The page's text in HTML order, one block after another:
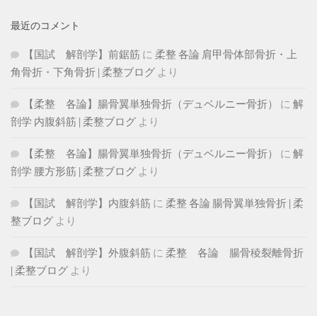
最近のコメント
【国試 解剖学】前鋸筋 に 柔整 各論 肩甲骨体部骨折・上
角骨折・下角骨折 | 柔整ブログ より
【柔整 各論】腸骨翼単独骨折（デュベルニー骨折） に 解
剖学 内腹斜筋 | 柔整ブログ より
【柔整 各論】腸骨翼単独骨折（デュベルニー骨折） に 解
剖学 腰方形筋 | 柔整ブログ より
【国試 解剖学】内腹斜筋 に 柔整 各論 腸骨翼単独骨折 | 柔
整ブログ より
【国試 解剖学】外腹斜筋 に 柔整 各論 腸骨稜裂離骨折
| 柔整ブログ より